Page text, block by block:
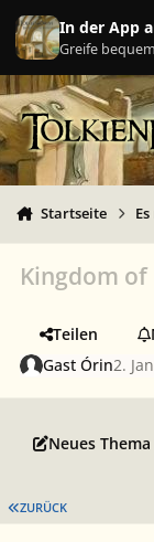
Zu Inhalt springen
In der App
Greife
Startseite
Kingdom of
Teilen
Gast Órin2.
Neues
ERSTE SEITE
ZURÜCK